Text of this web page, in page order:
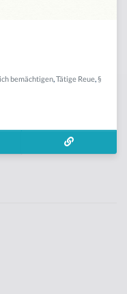
bemächtigen Tätige Reue §